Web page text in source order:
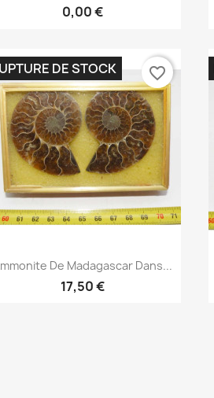
0,00 €
 Aperçu rapide
De Madagascar Dans...
17,50 €
DE STOCK favorite_border